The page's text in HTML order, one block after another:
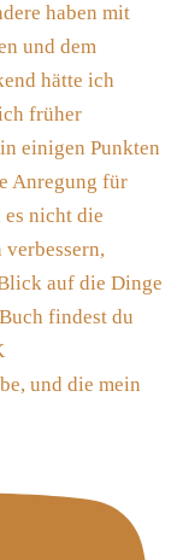
und die mein